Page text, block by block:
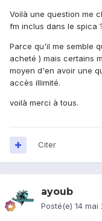
Voilà une question me
fm inclus dans le spica
Parce qu'il me semble
acheté ) mais certains
moyen d'en avoir une
accès illimité.
voilà merci à tous.
Citer
ayoub
Posté(e) 14 mai